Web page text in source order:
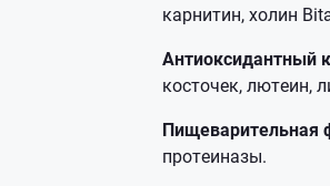
карнитин, холин
Антиоксидантный
косточек, лютеин,
Пищеварительная
протеиназы.